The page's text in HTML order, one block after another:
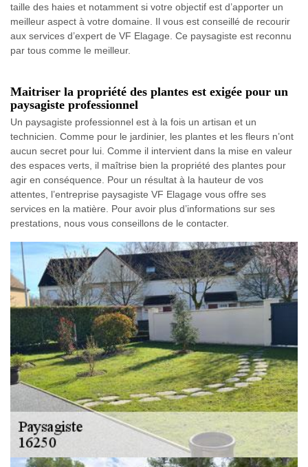
taille des haies et notamment si votre objectif est d’apporter un
meilleur aspect à votre domaine. Il vous est conseillé de recourir
aux services d’expert de VF Elagage. Ce paysagiste est reconnu
par tous comme le meilleur.
Maitriser la propriété des plantes est exigée pour un
paysagiste professionnel
Un paysagiste professionnel est à la fois un artisan et un
technicien. Comme pour le jardinier, les plantes et les fleurs n’ont
aucun secret pour lui. Comme il intervient dans la mise en valeur
des espaces verts, il maîtrise bien la propriété des plantes pour
agir en conséquence. Pour un résultat à la hauteur de vos
attentes, l’entreprise paysagiste VF Elagage vous offre ses
services en la matière. Pour avoir plus d’informations sur ses
prestations, nous vous conseillons de le contacter.